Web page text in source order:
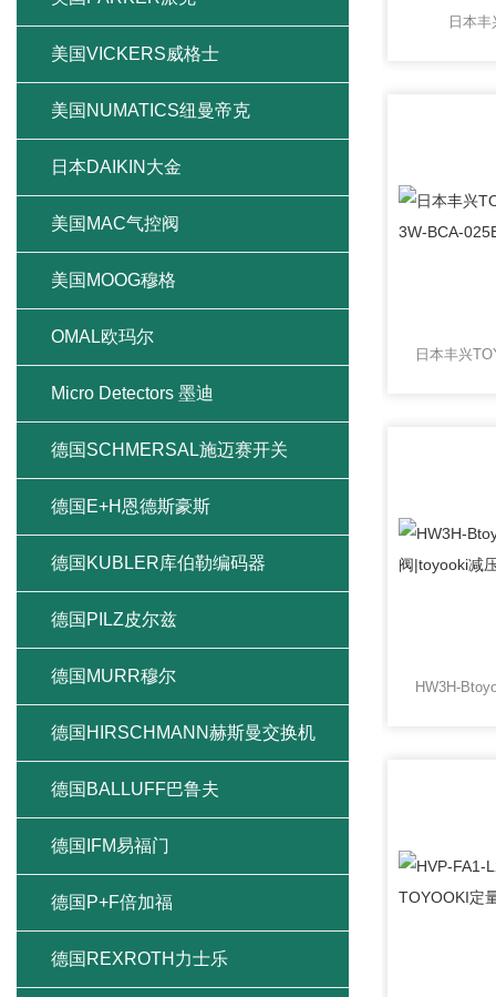
日本
美国VICKERS威格士
美国NUMATICS纽曼帝克
日本DAIKIN大金
美国MAC气控阀
美国MOOG穆格
OMAL欧玛尔
Micro Detectors 墨迪
德国SCHMERSAL施迈赛开关
德国E+H恩德斯豪斯
德国KUBLER库伯勒编码器
德国PILZ皮尔兹
德国MURR穆尔
德国HIRSCHMANN赫斯曼交换机
德国BALLUFF巴鲁夫
德国IFM易福门
德国P+F倍加福
德国REXROTH力士乐